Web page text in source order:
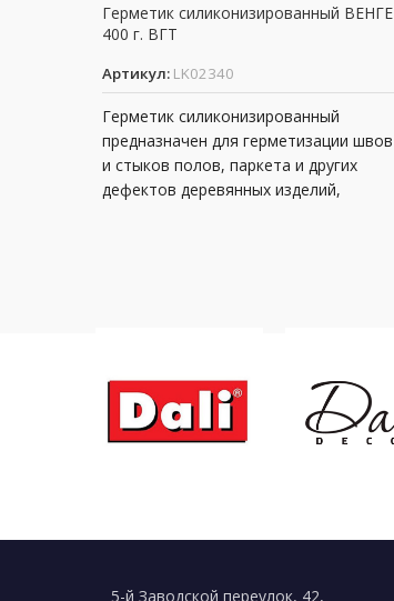
Герметик силиконизированный ВЕНГЕ
400 г. ВГТ
Артикул: LK02340
Герметик силиконизированный
предназначен для герметизации швов
и стыков полов, паркета и других
дефектов деревянных изделий,
5-й Заводской переулок, 42,